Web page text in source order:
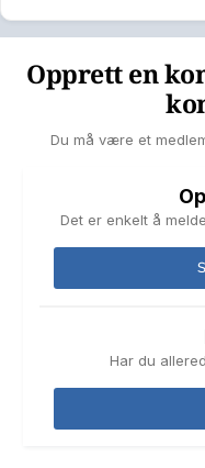
Opprett en
Du må være et
Det er enkelt å
Har du